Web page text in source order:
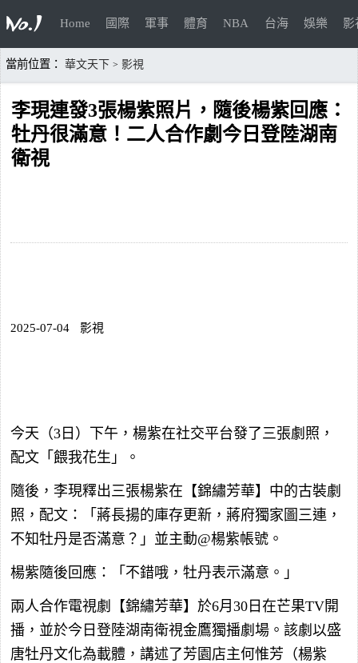
Home 國際 軍事 體育 NBA 台海 娛樂 影
當前位置： 華文天下 > 影視
李現連發3張楊紫照片，隨後楊紫回應：
牡丹很滿意！二人合作劇今日登陸湖南
衛視
2025-07-04 影視
今天（3日）下午，楊紫在社交平台發了三張劇照，
配文「餵我花生」。
隨後，李現釋出三張楊紫在【錦繡芳華】中的古裝劇
照，配文：「蔣長揚的庫存更新，蔣府獨家圖三連，
不知牡丹是否滿意？」並主動@楊紫帳號。
楊紫隨後回應：「不錯哦，牡丹表示滿意。」
兩人合作電視劇【錦繡芳華】於6月30日在芒果TV開
播，並於今日登陸湖南衛視金鷹獨播劇場。該劇以盛
唐牡丹文化為載體，講述了芳園店主何惟芳（楊紫